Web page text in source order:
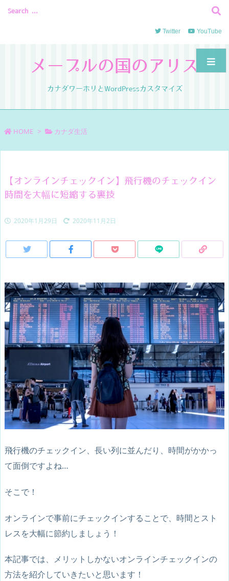
メープルの国のアリス
カナダワーホリとWordPressカスタマイズ
Twitter YouTube
HOME > カナダ生活
【オンラインチェックイン】飛行機のチェックイン
時間を大幅に短縮する裏技
2020年1月29日 2020年11月2日
飛行機のチェックイン、長い列に並んだり、時間がかかっ
て面倒ですよね…
そこで！
オンラインで事前にチェックインすることで、時間とスト
レスを大幅に節約しましょう！
本記事では、メリットしかないオンラインチェックインの
方法を紹介していきたいと思います！